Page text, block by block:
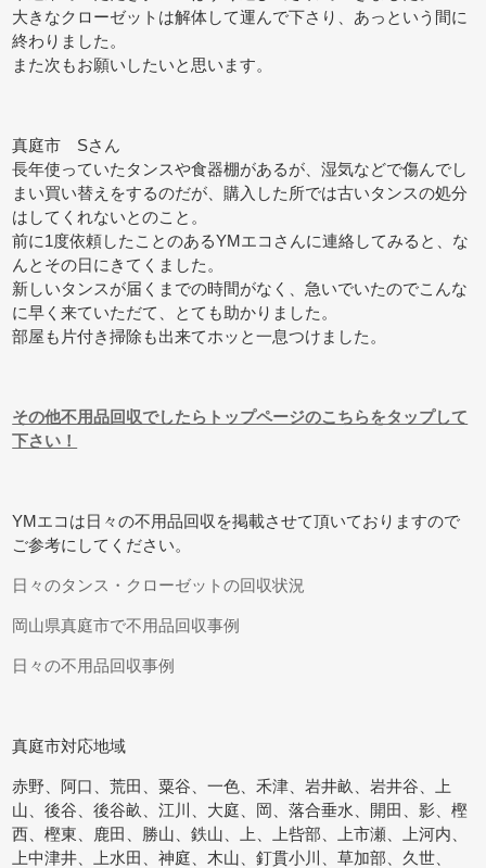
大きなクローゼットは解体して運んで下さり、あっという間に
終わりました。
また次もお願いしたいと思います。
真庭市 Sさん
長年使っていたタンスや食器棚があるが、湿気などで傷んでし
まい買い替えをするのだが、購入した所では古いタンスの処分
はしてくれないとのこと。
前に1度依頼したことのあるYMエコさんに連絡してみると、な
んとその日にきてくました。
新しいタンスが届くまでの時間がなく、急いでいたのでこんな
に早く来ていただて、とても助かりました。
部屋も片付き掃除も出来てホッと一息つけました。
その他不用品回収でしたらトップページのこちらをタップして
下さい！
YMエコは日々の不用品回収を掲載させて頂いておりますので
ご参考にしてください。
日々のタンス・クローゼットの回収状況
岡山県真庭市で不用品回収事例
日々の不用品回収事例
真庭市対応地域
赤野、阿口、荒田、粟谷、一色、禾津、岩井畝、岩井谷、上
山、後谷、後谷畝、江川、大庭、岡、落合垂水、開田、影、樫
西、樫東、鹿田、勝山、鉄山、上、上呰部、上市瀬、上河内、
上中津井、上水田、神庭、木山、釘貫小川、草加部、久世、